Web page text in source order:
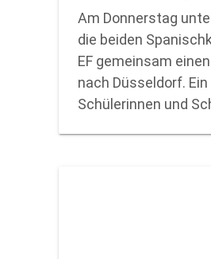
Am Donnerstag
die beiden
EF gemeinsam
nach Düsseldorf.
Schülerinnen und